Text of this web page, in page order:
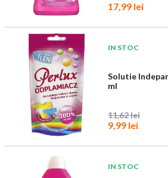
17,99 lei
IN STOC
Solutie
ml
11,62 lei
9,99 lei
IN STOC